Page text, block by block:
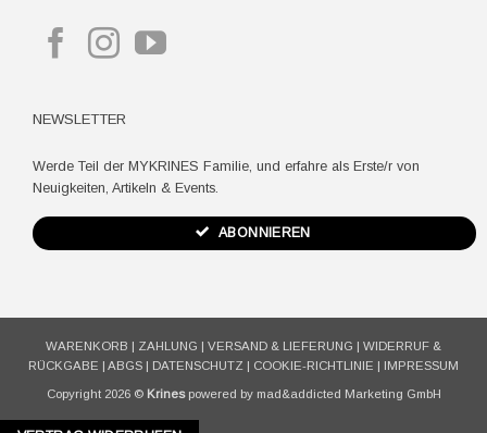
NEWSLETTER
Werde Teil der MYKRINES Familie, und erfahre als Erste/r von
Neuigkeiten, Artikeln & Events.
ABONNIEREN
WARENKORB ZAHLUNG VERSAND & LIEFERUNG
WIDERRUF &
RÜCKGABE
ABGS DATENSCHUTZ COOKIE-RICHTLINIE IMPRESSUM
Copyright 2026 © Krinespowered by mad&addicted Marketing GmbH